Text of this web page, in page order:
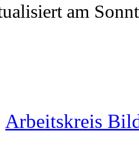
am
Arbeitskreis